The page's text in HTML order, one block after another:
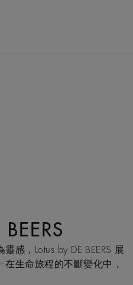
感，Lotus by DE BEERS 展
生命旅程的不斷變化中，
石原石與拋光鑽石的獨特感
迷的力量，成為代表守護